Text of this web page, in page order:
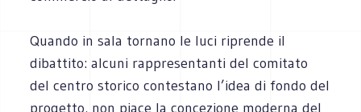
Quando in sala tornano le luci riprende il
dibattito: alcuni rappresentanti del comitato
del centro storico contestano l’idea di fondo del
progetto, non piace la concezione moderna del